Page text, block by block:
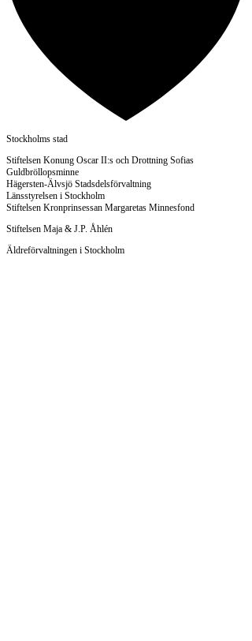
Stockholms stad
Stiftelsen Konung Oscar II:s och Drottning Sofias
Guldbröllopsminne
Hägersten-Älvsjö Stadsdelsförvaltning
Länsstyrelsen i Stockholm
Stiftelsen Kronprinsessan Margaretas Minnesfond
Stiftelsen Maja & J.P. Åhlén
Äldreförvaltningen i Stockholm